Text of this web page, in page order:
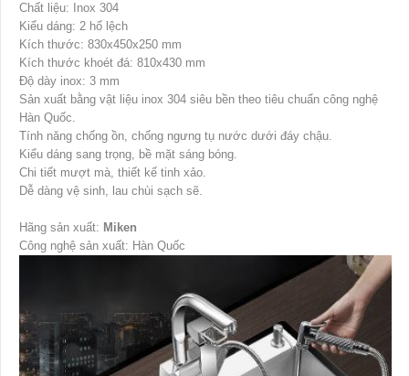
Chất liệu: Inox 304
Kiểu dáng: 2 hố lệch
Kích thước: 830x450x250 mm
Kích thước khoét đá: 810x430 mm
Độ dày inox: 3 mm
Sản xuất bằng vật liệu inox 304 siêu bền theo tiêu chuẩn công nghệ
Hàn Quốc.
Tính năng chống ồn, chống ngưng tụ nước dưới đáy chậu.
Kiểu dáng sang trọng, bề mặt sáng bóng.
Chi tiết mượt mà, thiết kế tinh xảo.
Dễ dàng vệ sinh, lau chùi sạch sẽ.
Hãng sản xuất: Miken
Công nghệ sản xuất: Hàn Quốc